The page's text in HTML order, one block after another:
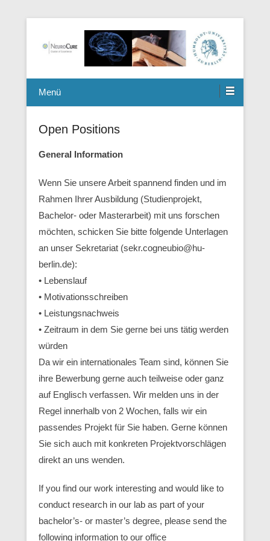
Winterlab
Menü
Open Positions
General Information
Wenn Sie unsere Arbeit spannend finden und im
Rahmen Ihrer Ausbildung (Studienprojekt,
Bachelor- oder Masterarbeit) mit uns forschen
möchten, schicken Sie bitte folgende Unterlagen
an unser Sekretariat (sekr.cogneubio@hu-
berlin.de):
• Lebenslauf
• Motivationsschreiben
• Leistungsnachweis
• Zeitraum in dem Sie gerne bei uns tätig werden
würden
Da wir ein internationales Team sind, können Sie
ihre Bewerbung gerne auch teilweise oder ganz
auf Englisch verfassen. Wir melden uns in der
Regel innerhalb von 2 Wochen, falls wir ein
passendes Projekt für Sie haben. Gerne können
Sie sich auch mit konkreten Projektvorschlägen
direkt an uns wenden.
If you find our work interesting and would like to
conduct research in our lab as part of your
bachelor’s- or master’s degree, please send the
following information to our office